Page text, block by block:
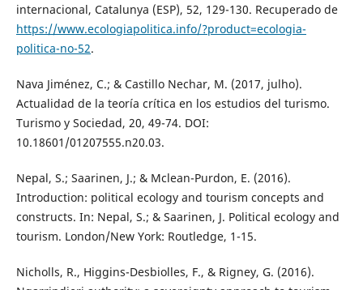
internacional, Catalunya (ESP), 52, 129-130. Recuperado de
https://www.ecologiapolitica.info/?product=ecologia-
politica-no-52.
Nava Jiménez, C.; & Castillo Nechar, M. (2017, julho).
Actualidad de la teoría crítica en los estudios del turismo.
Turismo y Sociedad, 20, 49-74. DOI:
10.18601/01207555.n20.03.
Nepal, S.; Saarinen, J.; & Mclean-Purdon, E. (2016).
Introduction: political ecology and tourism concepts and
constructs. In: Nepal, S.; & Saarinen, J. Political ecology and
tourism. London/New York: Routledge, 1-15.
Nicholls, R., Higgins-Desbiolles, F., & Rigney, G. (2016).